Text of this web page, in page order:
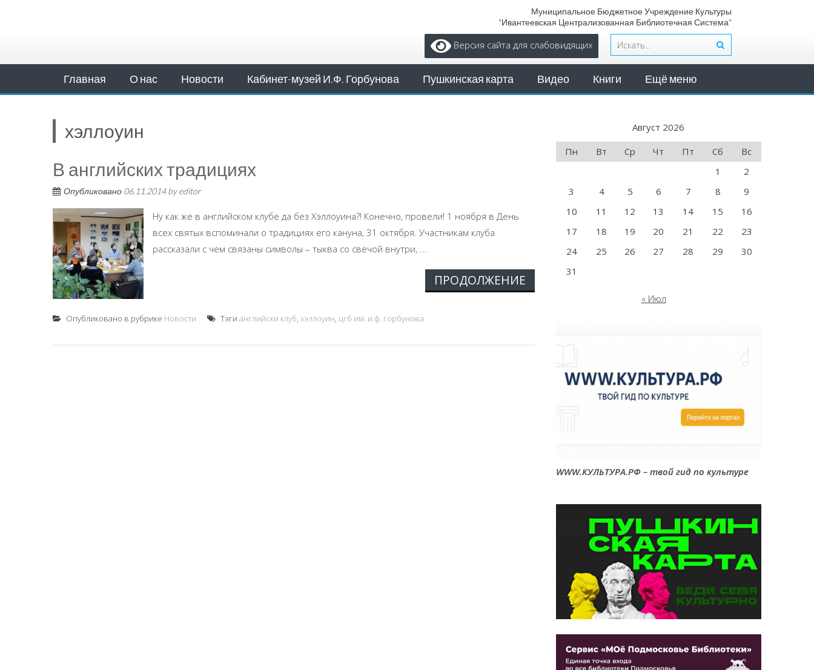
Муниципальное Бюджетное Учреждение Культуры
"Ивантеевская Централизованная Библиотечная Система"
Версия сайта для слабовидящих
Главная О нас Новости Кабинет-музей И.Ф. Горбунова Пушкинская карта Видео Книги Ещё меню
хэллоуин
В английских традициях
Опубликовано 06.11.2014byeditor
Ну как же в английском клубе да без Хэллоуина?! Конечно, провели! 1 ноября в День
всех святых вспоминали о традициях его кануна, 31 октября. Участникам клуба
рассказали с чем связаны символы – тыква со свечой внутри, ...
ПРОДОЛЖЕНИЕ
Опубликовано в рубрике Новости Тэги английски клуб, хэллоуин, цгб им. и.ф. горбунова
Август 2026
Пн
Вт Ср Чт Пт Сб
Вс
1
2
3
4 5 6 7 8
9
10
11 12 13 14 15
16
17
18 19 20 21 22
23
24
25 26 27 28 29
30
31
« Июл
WWW.КУЛЬТУРА.РФ – твой гид по культуре